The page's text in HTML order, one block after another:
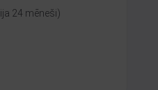
24 mēneši)